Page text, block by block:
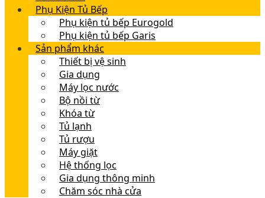
Phụ Kiện Tủ Bếp
Phụ kiện tủ bếp Eurogold
Phụ kiện tủ bếp Garis
Sản phẩm khác
Thiết bị vệ sinh
Gia dụng
Máy lọc nước
Bộ nồi từ
Khóa từ
Tủ lạnh
Tủ rượu
Máy giặt
Hệ thống lọc
Gia dụng thông minh
Chăm sóc nhà cửa